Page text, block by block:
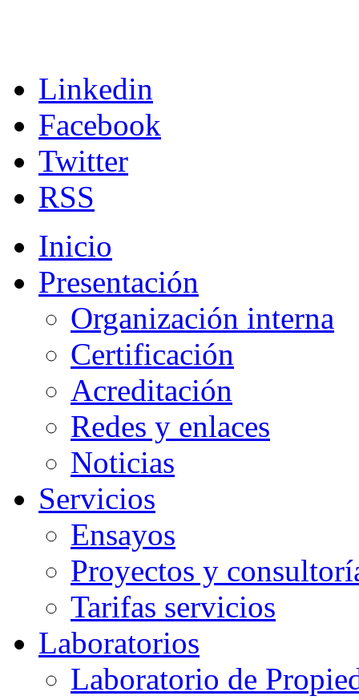
Linkedin
Facebook
Twitter
RSS
Inicio
Presentación
Organización interna
Certificación
Acreditación
Redes y enlaces
Noticias
Servicios
Ensayos
Proyectos y
Tarifas servicios
Laboratorios
Laboratorio de